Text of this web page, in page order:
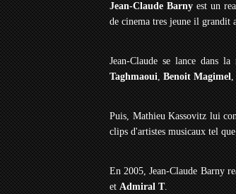
Jean-Claude Barnyest un
de cinema tres jeune il
Jean-Claude se lance dans
Taghmaoui,Benoit Magimel,
Puis, Mathieu Kassovitz lui
clips d'artistes musicaux tel
En 2005, Jean-Claude Barny
etAdmiral T.